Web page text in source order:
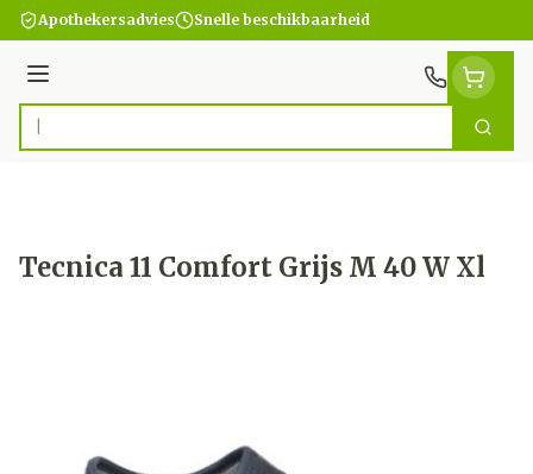
Ga naar de inhoud
Apothekersadvies Snelle beschikbaarheid
Menu
Product, merk, categorie... Zoek
Tecnica 11 Comfort Grijs M 40 W Xl